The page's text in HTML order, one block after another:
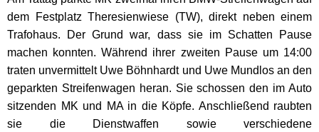
dem Festplatz Theresienwiese (TW), direkt neben einem
Trafohaus. Der Grund war, dass sie im Schatten Pause
machen konnten. Während ihrer zweiten Pause um 14:00
traten unvermittelt Uwe Böhnhardt und Uwe Mundlos an den
geparkten Streifenwagen heran. Sie schossen den im Auto
sitzenden MK und MA in die Köpfe. Anschließend raubten
sie die Dienstwaffen sowie verschiedene